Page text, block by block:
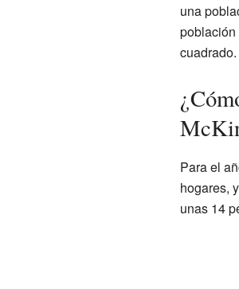
una
población
cuadrado.
Para el
hogares,
unas 14